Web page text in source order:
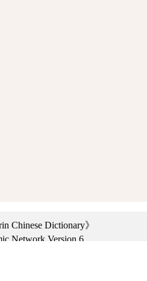
Chinese Dictionary》
Network Version 6